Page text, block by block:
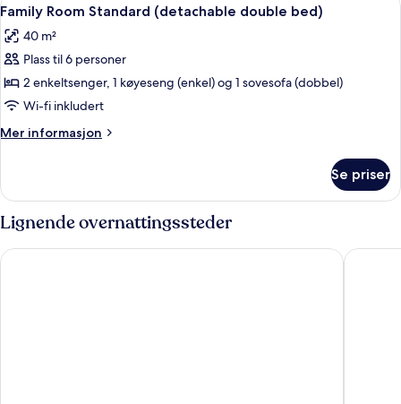
(twin
double
bed)
alle
bildene
av
Family
Room
Standard
(detachable
bed)
8
Family Room Standard (detachable double bed)
40 m²
Plass til 6 personer
2 enkeltsenger, 1 køyeseng (enkel) og 1 sovesofa (dobbel)
Wi-fi inkludert
Mer informasjon
Mer
Room
Standard
(detachable
double
bed)
Se priser
Lignende overnattingssteder
Holiday Club Åre Granen